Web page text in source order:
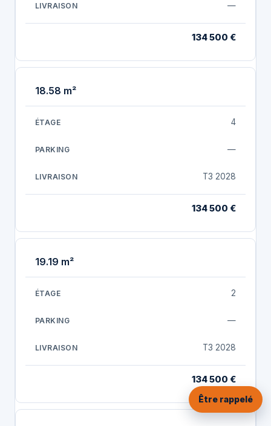
—
134 500 €
18.58 m²
4
—
T3 2028
134 500 €
19.19 m²
2
—
T3 2028
134 500 €
Être rappelé